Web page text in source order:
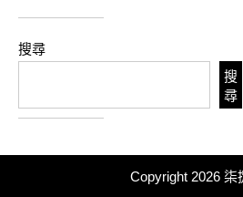
搜尋
搜
尋
Copyright 2026 柒